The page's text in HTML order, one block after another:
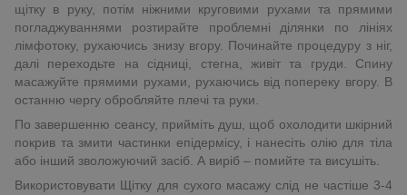
щітку в руку, потім ніжними круговими рухами та прямими
погладжуваннями розтирайте проблемні ділянки по лініях
лімфотоку, рухаючись знизу вгору. Починайте процедуру з ніг,
далі переходьте на сідниці, стегна, живіт та груди. Спину
масажуйте прямими рухами, рухаючись від попереку вгору. В
останню чергу обробляйте плечі та руки.
По завершенню сеансу, прийміть душ, щоб охолодити шкірний
покрив та змити частинки епідермісу, і нанесіть олію для тіла
або інший зволожуючий засіб. А виріб – помийте та висушіть.
Використовувати Щітку для сухого масажу слід не частіше 3-4